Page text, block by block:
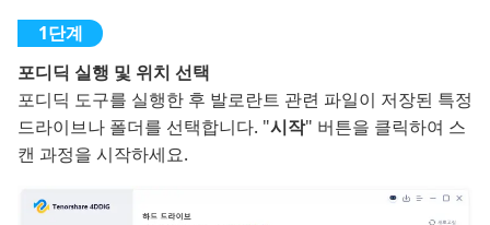
포디딕 실행 및 위치 선택
포디딕 도구를 실행한 후 발로란트 관련 파일이 저장된 특정
드라이브나 폴더를 선택합니다. "시작" 버튼을 클릭하여 스
캔 과정을 시작하세요.